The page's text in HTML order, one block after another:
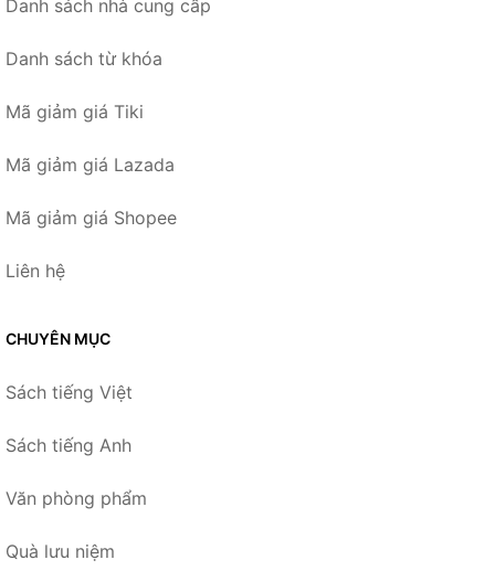
Danh sách nhà cung cấp
Danh sách từ khóa
Mã giảm giá Tiki
Mã giảm giá Lazada
Mã giảm giá Shopee
Liên hệ
CHUYÊN MỤC
Sách tiếng Việt
Sách tiếng Anh
Văn phòng phẩm
Quà lưu niệm